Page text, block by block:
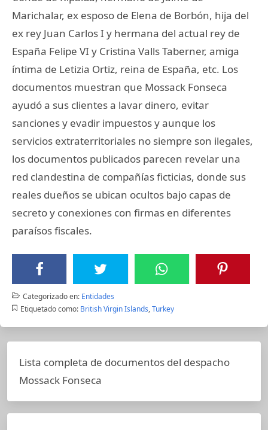
Marichalar, ex esposo de Elena de Borbón, hija del
ex rey Juan Carlos I y hermana del actual rey de
España Felipe VI y Cristina Valls Taberner, amiga
íntima de Letizia Ortiz, reina de España, etc. Los
documentos muestran que Mossack Fonseca
ayudó a sus clientes a lavar dinero, evitar
sanciones y evadir impuestos y aunque los
servicios extraterritoriales no siempre son ilegales,
los documentos publicados parecen revelar una
red clandestina de compañías ficticias, donde sus
reales dueños se ubican ocultos bajo capas de
secreto y conexiones con firmas en diferentes
paraísos fiscales.
Categorizado en: Entidades
Etiquetado como: British Virgin Islands,Turkey
Lista completa de documentos del despacho
Mossack Fonseca